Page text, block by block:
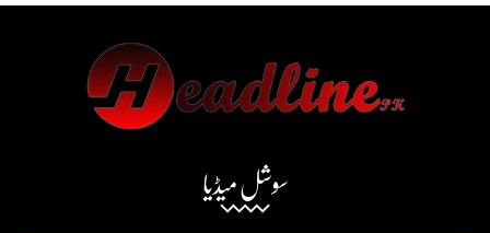
سوشل میڈیا